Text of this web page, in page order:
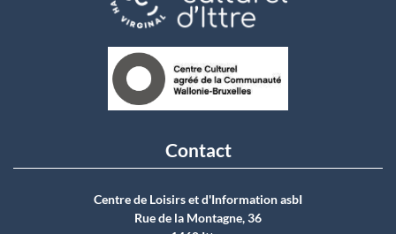
Contact
Centre de Loisirs et d'Information asbI
Rue de la Montagne, 36